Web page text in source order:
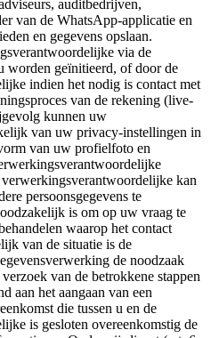
auditbedrijven,
van de WhatsApp-applicatie en
en gegevens opslaan.
via de
worden geïnitieerd, of door de
indien het nodig is contact met
van de rekening (live-
kunnen uw
van uw privacy-instellingen in
van uw profielfoto en
kan
persoonsgegevens te
is om op uw vraag te
waarop het contact
van de situatie is de
de noodzaak
van de betrokkene stappen
aan het aangaan van een
die tussen u en de
is gesloten overeenkomstig de